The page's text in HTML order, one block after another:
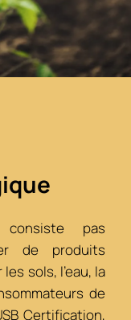
consiste pas
de produits
sols, l’eau, la
de
Certification,